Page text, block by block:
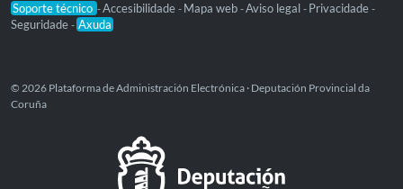
Soporte técnico -Accesibilidade - Mapa web -Aviso legal - Privacidade -
Seguridade - Axuda
© 2026 Plataforma de Administración Electrónica · Deputación Provincial da
Coruña